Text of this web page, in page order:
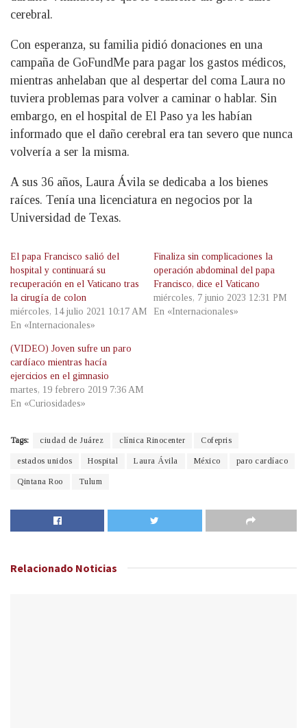
cerebral.
Con esperanza, su familia pidió donaciones en una
campaña de GoFundMe para pagar los gastos médicos,
mientras anhelaban que al despertar del coma Laura no
tuviera problemas para volver a caminar o hablar. Sin
embargo, en el hospital de El Paso ya les habían
informado que el daño cerebral era tan severo que nunca
volvería a ser la misma.
A sus 36 años, Laura Ávila se dedicaba a los bienes
raíces. Tenía una licenciatura en negocios por la
Universidad de Texas.
El papa Francisco salió del
hospital y continuará su
recuperación en el Vaticano tras
la cirugía de colon
miércoles, 14 julio 2021 10:17 AM
En «Internacionales»
Finaliza sin complicaciones la
operación abdominal del papa
Francisco, dice el Vaticano
miércoles, 7 junio 2023 12:31 PM
En «Internacionales»
(VIDEO) Joven sufre un paro
cardíaco mientras hacía
ejercicios en el gimnasio
martes, 19 febrero 2019 7:36 AM
En «Curiosidades»
Tags: ciudad de Juárez clínica Rinocenter Cofepris
estados unidos Hospital Laura Ávila México paro cardíaco
Qintana Roo Tulum
Relacionado Noticias